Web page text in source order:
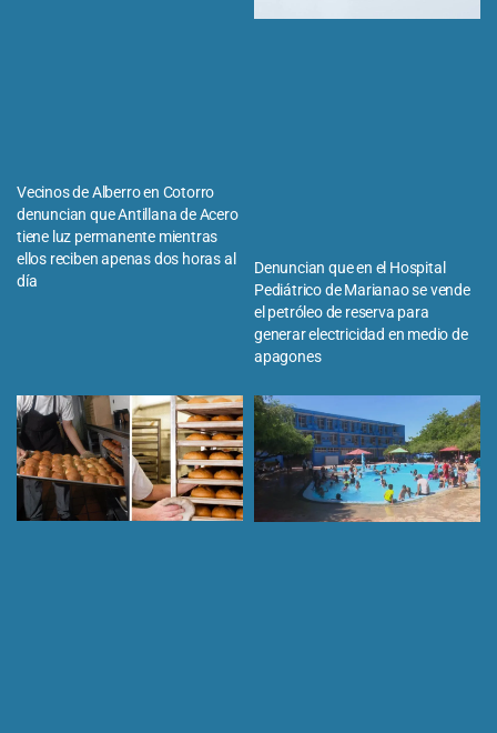
Vecinos de Alberro en Cotorro
denuncian que Antillana de Acero
tiene luz permanente mientras
ellos reciben apenas dos horas al
día
Denuncian que en el Hospital
Pediátrico de Marianao se vende
el petróleo de reserva para
generar electricidad en medio de
apagones